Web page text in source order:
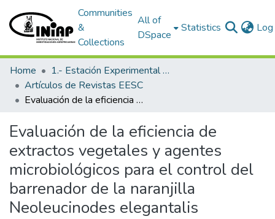
Communities
&
Collections
All of
DSpace
Statistics
Home
1.- Estación Experimental Santa Catalina
Artículos de Revistas EESC
Evaluación de la eficiencia de extractos vegetales y agentes microbiológicos para el control del barrenador de la naranjilla Neoleucinodes elegantalis
Evaluación de la eficiencia de
extractos vegetales y agentes
microbiológicos para el control del
barrenador de la naranjilla
Neoleucinodes elegantalis